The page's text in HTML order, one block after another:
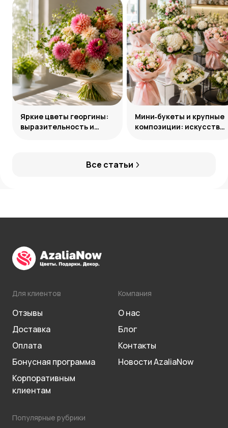
Все статьи
Яркие цветы георгины:
выразительность и
Мини‑букеты и крупные
композиции: искусство
Для клиентов
Отзывы
Доставка
Оплата
Бонусная программа
Корпоративным
клиентам
Компания
О нас
Блог
Контакты
Новости AzaliaNow
Популярные рубрики